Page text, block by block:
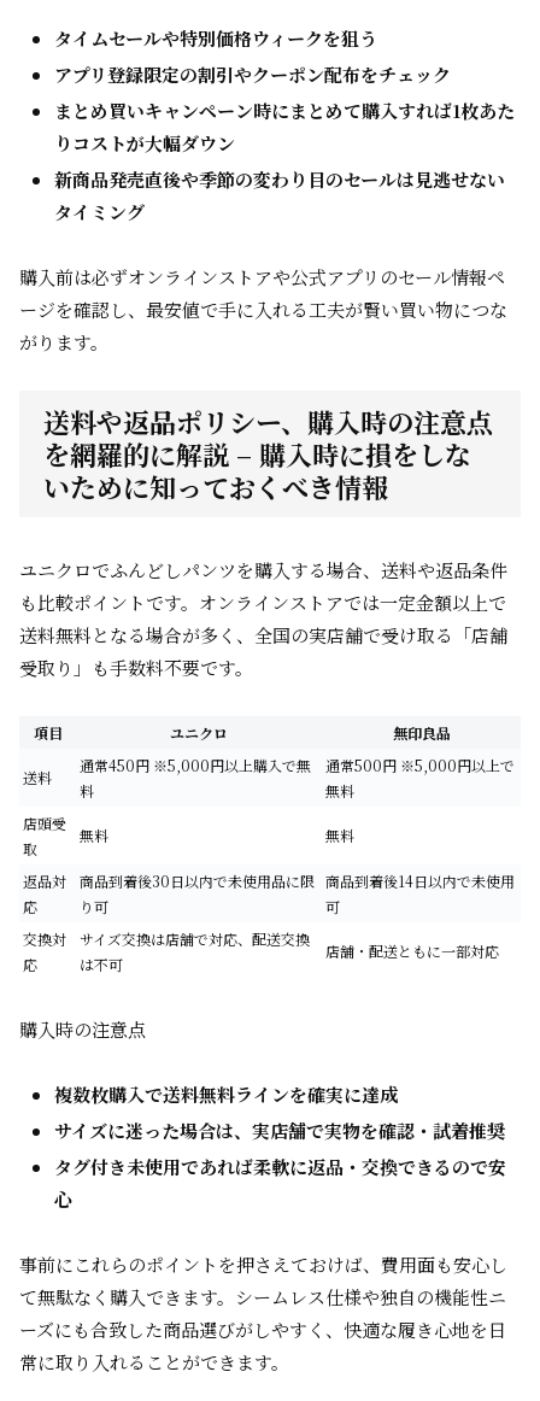
タイムセールや特別価格ウィークを狙う
アプリ登録限定の割引やクーポン配布をチェック
まとめ買いキャンペーン時にまとめて購入すれば1枚あた
りコストが大幅ダウン
新商品発売直後や季節の変わり目のセールは見逃せない
タイミング
購入前は必ずオンラインストアや公式アプリのセール情報ペ
ージを確認し、最安値で手に入れる工夫が賢い買い物につな
がります。
送料や返品ポリシー、購入時の注意点
を網羅的に解説 – 購入時に損をしな
いために知っておくべき情報
ユニクロでふんどしパンツを購入する場合、送料や返品条件
も比較ポイントです。オンラインストアでは一定金額以上で
送料無料となる場合が多く、全国の実店舗で受け取る「店舗
受取り」も手数料不要です。
項目 ユニクロ 無印良品
送料
通常450円 ※5,000円以上購入で無
料
通常500円 ※5,000円以上で
無料
店頭受
取
無料 無料
返品対
応
商品到着後30日以内で未使用品に限
り可
商品到着後14日以内で未使用
可
交換対
応
サイズ交換は店舗で対応、配送交換
は不可
店舗・配送ともに一部対応
購入時の注意点
複数枚購入で送料無料ラインを確実に達成
サイズに迷った場合は、実店舗で実物を確認・試着推奨
タグ付き未使用であれば柔軟に返品・交換できるので安
心
事前にこれらのポイントを押さえておけば、費用面も安心し
て無駄なく購入できます。シームレス仕様や独自の機能性ニ
ーズにも合致した商品選びがしやすく、快適な履き心地を日
常に取り入れることができます。